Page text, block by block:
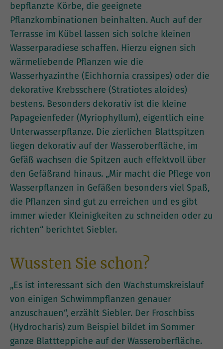
bepflanzte Körbe, die geeignete
Pflanzkombinationen beinhalten. Auch auf der
Terrasse im Kübel lassen sich solche kleinen
Wasserparadiese schaffen. Hierzu eignen sich
wärmeliebende Pflanzen wie die
Wasserhyazinthe (Eichhornia crassipes) oder die
dekorative Krebsschere (Stratiotes aloides)
bestens. Besonders dekorativ ist die kleine
Papageienfeder (Myriophyllum), eigentlich eine
Unterwasserpflanze. Die zierlichen Blattspitzen
liegen dekorativ auf der Wasseroberfläche, im
Gefäß wachsen die Spitzen auch effektvoll über
den Gefäßrand hinaus. „Mir macht die Pflege von
Wasserpflanzen in Gefäßen besonders viel Spaß,
die Pflanzen sind gut zu erreichen und es gibt
immer wieder Kleinigkeiten zu schneiden oder zu
richten“ berichtet Siebler.
Wussten Sie schon?
„Es ist interessant sich den Wachstumskreislauf
von einigen Schwimmpflanzen genauer
anzuschauen“, erzählt Siebler. Der Froschbiss
(Hydrocharis) zum Beispiel bildet im Sommer
ganze Blattteppiche auf der Wasseroberfläche.